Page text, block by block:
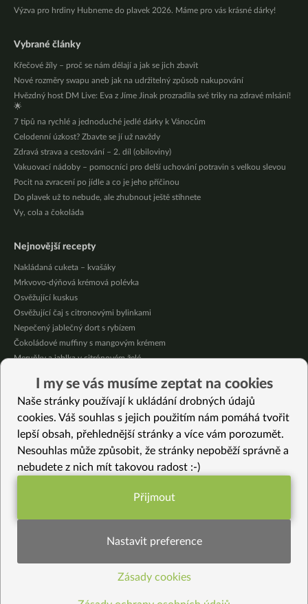
Výzva pro hrdiny Hubneme do plavek 2026. Máme pro vás krásné dárky!
Vybrané články
Křečové žíly – proč se nám dělají a jak se jich zbavit
Nové rozměry swapu aneb jak na udržitelný způsob nakupování
Hvězdný host DM Live: Eva z Jíme Jinak prozradila své triky na zdravé mlsání!
🌟
7 tipů na rychlé a jednoduché jedlé dárky k Vánocům
Celodenní úzkost? Zbavte se jí už navždy
Zdravá strava a cestování – 2. díl (obiloviny)
Vakuovací nádoby – pomocníci pro delší uchování potravin s velkou slevou
Pocit na zvracení po jídle a co je jeho příčinou
Do plavek už to nebude, ale zhubnout ještě stihnete
Vy, cola a čokoláda
Nejnovější recepty
Nakládaná cuketa – kvašáky
Mrkvovo-dýňová krémová polévka
Osvěžující kuskus
Osvěžující čaj s citronovými bylinkami
Nepečený jablečný dort s rybízem
Čokoládové muffiny s mangovým krémem
Meruňky a jablka v citrónovém želé
Celozrnná rýže basmati se zeleninou
Citrónové muffiny s borůvkovým krémem
Vybrané recepty
Zelené Shishimai ve woku
Čajot s tempehem
Carpaccio z řepy Chioggia
I my se vás musíme zeptat na cookies
Naše stránky používají k ukládání drobných údajů
cookies. Váš souhlas s jejich použitím nám pomáhá tvořit
lepší obsah, přehlednější stránky a více vám porozumět.
Nesouhlas může způsobit, že stránky nepoběží správně a
nebudete z nich mít takovou radost :-)
Funkční nastavení potřebujeme (vždy
Statistiky pro lepší obsah
Přijmout
Nastavit preference
Zásady cookies